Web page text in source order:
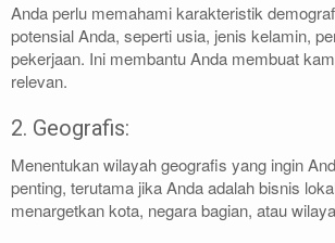
Anda perlu memahami karakteristik
potensial Anda, seperti usia, jenis kelamin,
pekerjaan. Ini membantu Anda membuat
relevan.
2. Geografis:
Menentukan wilayah geografis yang ingin
penting, terutama jika Anda adalah bisnis
menargetkan kota, negara bagian, atau